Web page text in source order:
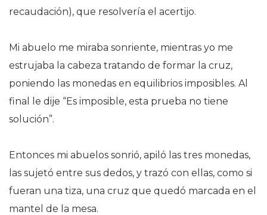
recaudación), que resolvería el acertijo.
Mi abuelo me miraba sonriente, mientras yo me
estrujaba la cabeza tratando de formar la cruz,
poniendo las monedas en equilibrios imposibles. Al
final le dije “Es imposible, esta prueba no tiene
solución”.
Entonces mi abuelos sonrió, apiló las tres monedas,
las sujetó entre sus dedos, y trazó con ellas, como si
fueran una tiza, una cruz que quedó marcada en el
mantel de la mesa.